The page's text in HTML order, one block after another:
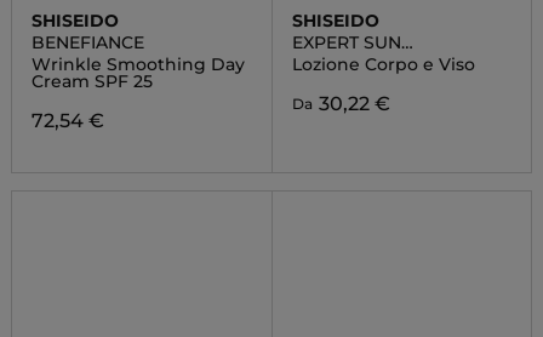
SHISEIDO
BENEFIANCE
Wrinkle Smoothing Day
Cream SPF 25
72,54 €
SHISEIDO
EXPERT SUN
PROTECTOR
Lozione Corpo e Viso
Da 30,22 €